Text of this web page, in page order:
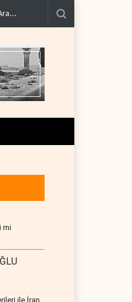
askeri üs projesi..
mi
ile İran